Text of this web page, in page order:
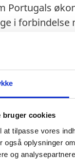
bruger cookies
at tilpasse vores
også oplysninger
og
Portugals
i forbindelse